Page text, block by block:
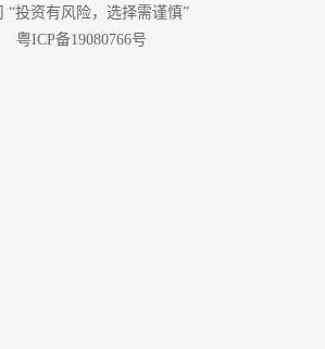
“投资有风险，选择需谨慎”
粤ICP备19080766号